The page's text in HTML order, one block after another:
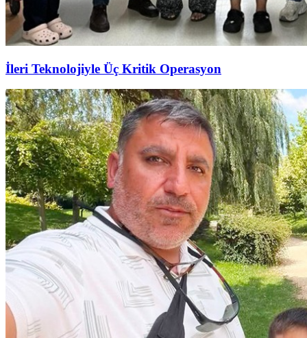
İleri Teknolojiyle Üç Kritik Operasyon